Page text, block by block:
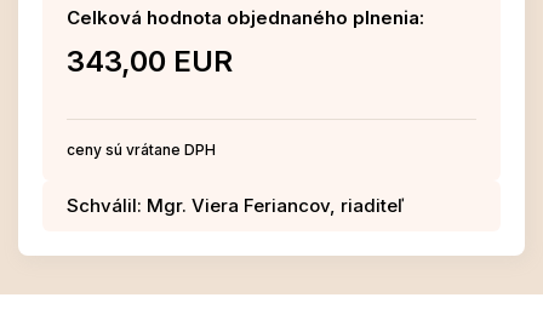
Celková hodnota objednaného plnenia:
343,00 EUR
ceny sú vrátane DPH
Schválil: Mgr. Viera Feriancov, riaditeľ